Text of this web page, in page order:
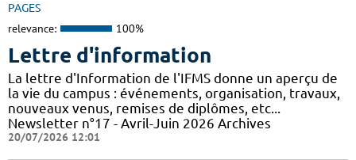
PAGES
relevance: 100%
Lettre d'information
La lettre d'Information de l'IFMS donne un aperçu de
la vie du campus : événements, organisation, travaux,
nouveaux venus, remises de diplômes, etc...
Newsletter n°17 - Avril-Juin 2026 Archives
20/07/2026 12:01